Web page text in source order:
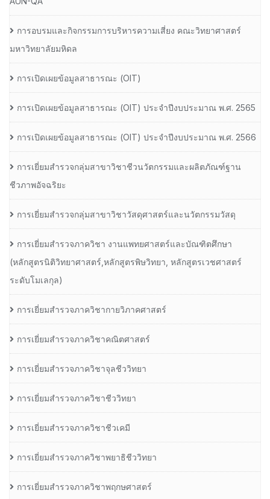
การอบรมและกิจกรรมการบริหารความเสี่ยง คณะวิทยาศาสตร์
มหาวิทยาลัยมหิดล
การเปิดเผยข้อมูลสาธารณะ (OIT)
การเปิดเผยข้อมูลสาธารณะ (OIT) ประจำปีงบประมาณ พ.ศ. 2565
การเปิดเผยข้อมูลสาธารณะ (OIT) ประจำปีงบประมาณ พ.ศ. 2566
การเยี่ยมสำรวจกลุ่มสาขาวิชาชีวนวัตกรรมและผลิตภัณฑ์ฐาน
ชีวภาพอัจฉริยะ
การเยี่ยมสำรวจกลุ่มสาขาวิชาวัสดุศาสตร์และนวัตกรรมวัสดุ
การเยี่ยมสำรวจภาควิชา งานแพทยศาสตร์และบัณฑิตศึกษา
(หลักสูตรนิติวิทยาศาสตร์,หลักสูตรพิษวิทยา, หลักสูตรเวชศาสตร์
ระดับโมเลกุล)
การเยี่ยมสำรวจภาควิชากายวิภาคศาสตร์
การเยี่ยมสำรวจภาควิชาคณิตศาสตร์
การเยี่ยมสำรวจภาควิชาจุลชีววิทยา
การเยี่ยมสำรวจภาควิชาชีววิทยา
การเยี่ยมสำรวจภาควิชาชีวเคมี
การเยี่ยมสำรวจภาควิชาพยาธิชีววิทยา
การเยี่ยมสำรวจภาควิชาพฤกษศาสตร์